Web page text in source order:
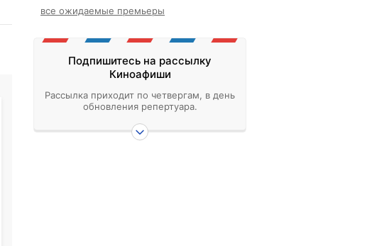
все ожидаемые премьеры
Подпишитесь на рассылку
Киноафиши
Рассылка приходит по четвергам, в день
обновления репертуара.